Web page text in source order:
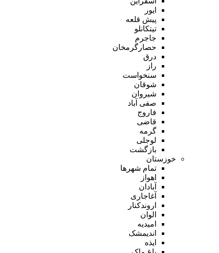
ایور
پیش قلعه
تیتکانلو
جاجرم
حصارگرمخان
درق
راز
سنخواست
شوقان
شیروان
صفی آباد
فاروج
قاضی
گرمه
لوجلی
بازگشت
خوزستان
تمام شهر‌ها
اهواز
آبادان
آغاجاری
اروندکنار
الوان
امیدیه
اندیمشک
ایذه